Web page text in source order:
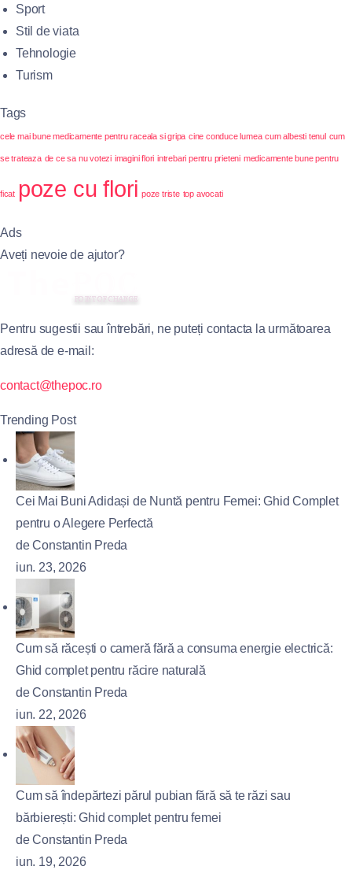
Sport
Stil de viata
Tehnologie
Turism
Tags
cele mai bune medicamente pentru raceala si gripa cine conduce lumea cum albesti tenul cum
se trateaza de ce sa nu votezi imagini flori intrebari pentru prieteni medicamente bune pentru
ficat poze cu flori poze triste top avocati
Ads
Aveți nevoie de ajutor?
Pentru sugestii sau întrebări, ne puteți contacta la următoarea
adresă de e-mail:
contact@thepoc.ro
Trending Post
Cei Mai Buni Adidași de Nuntă pentru Femei: Ghid Complet
pentru o Alegere Perfectă
de Constantin Preda
iun. 23, 2026
Cum să răcești o cameră fără a consuma energie electrică:
Ghid complet pentru răcire naturală
de Constantin Preda
iun. 22, 2026
Cum să îndepărtezi părul pubian fără să te răzi sau
bărbierești: Ghid complet pentru femei
de Constantin Preda
iun. 19, 2026